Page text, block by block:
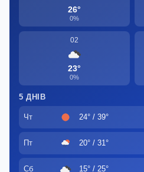
26°
0%
02
23°
0%
5 ДНІВ
Чт 24° / 39°
Пт 20° / 31°
Сб 15° / 25°